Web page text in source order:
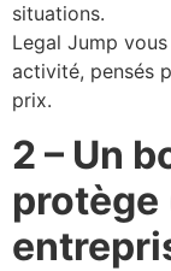
situations.
Legal Jump
activité, pensés
prix.
2 – Un